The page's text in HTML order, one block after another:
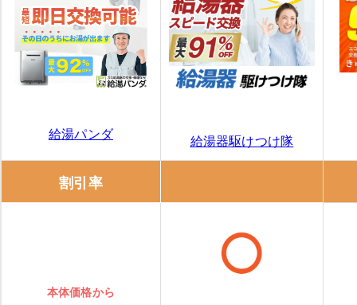
給湯パンダ
給湯器駆けつけ隊
割引率
本体価格から